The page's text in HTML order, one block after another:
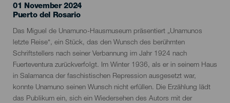
01 November 2024
Localidad
Puerto del Rosario
Descripción
del
evento
Das Miguel de Unamuno-Hausmuseum präsentiert „Unamunos
letzte Reise“, ein Stück, das den Wunsch des berühmten
Schriftstellers nach seiner Verbannung im Jahr 1924 nach
Fuerteventura zurückverfolgt. Im Winter 1936, als er in seinem Haus
in Salamanca der faschistischen Repression ausgesetzt war,
konnte Unamuno seinen Wunsch nicht erfüllen. Die Erzählung lädt
das Publikum ein, sich ein Wiedersehen des Autors mit der